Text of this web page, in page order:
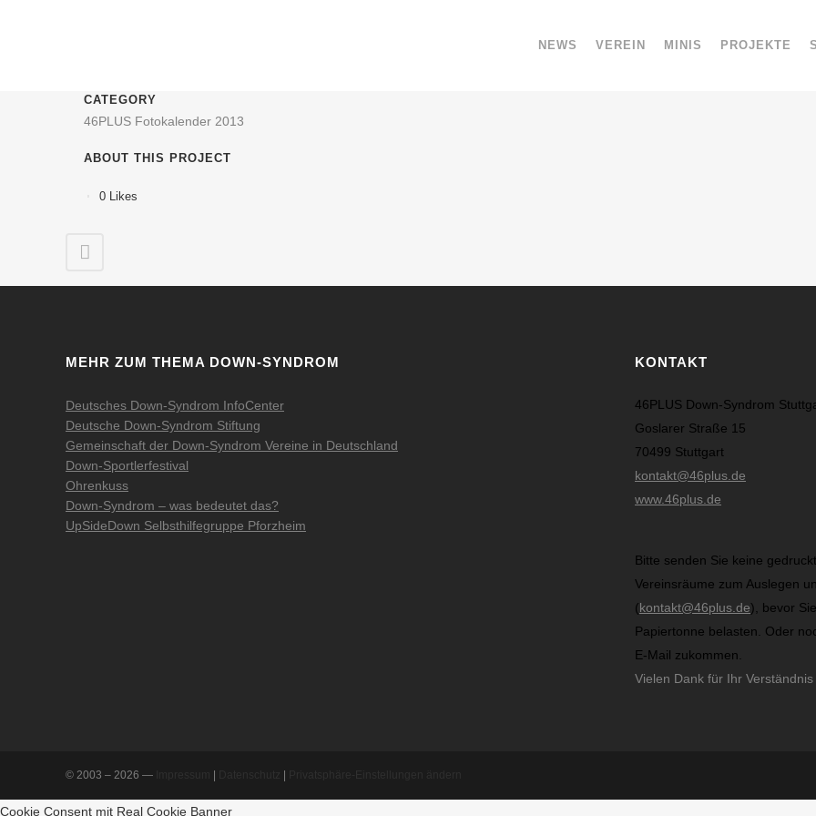
NEWS VEREIN MINIS PROJEKTE
CATEGORY
46PLUS Fotokalender 2013
ABOUT THIS PROJECT
0 Likes
MEHR ZUM THEMA DOWN-SYNDROM
Deutsches Down-Syndrom InfoCenter
Deutsche Down-Syndrom Stiftung
Gemeinschaft der Down-Syndrom Vereine in Deutschland
Down-Sportlerfestival
Ohrenkuss
Down-Syndrom – was bedeutet das?
UpSideDown Selbsthilfegruppe Pforzheim
KONTAKT
46PLUS Down-Syndrom
Goslarer Straße 15
70499 Stuttgart
kontakt@46plus.de
www.46plus.de
Bitte senden Sie keine
Vereinsräume zum Auslegen
(kontakt@46plus.de), bevor
Papiertonne belasten. Oder
E-Mail zukommen.
Vielen Dank für Ihr Verständnis
© 2003 – 2026 —
Cookie Consent mit Real Cookie Banner